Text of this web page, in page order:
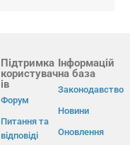
Підтримка
користувач
ів
Форум
Питання та
відповіді
Інформацій
на база
Законодавство
Новини
Оновлення